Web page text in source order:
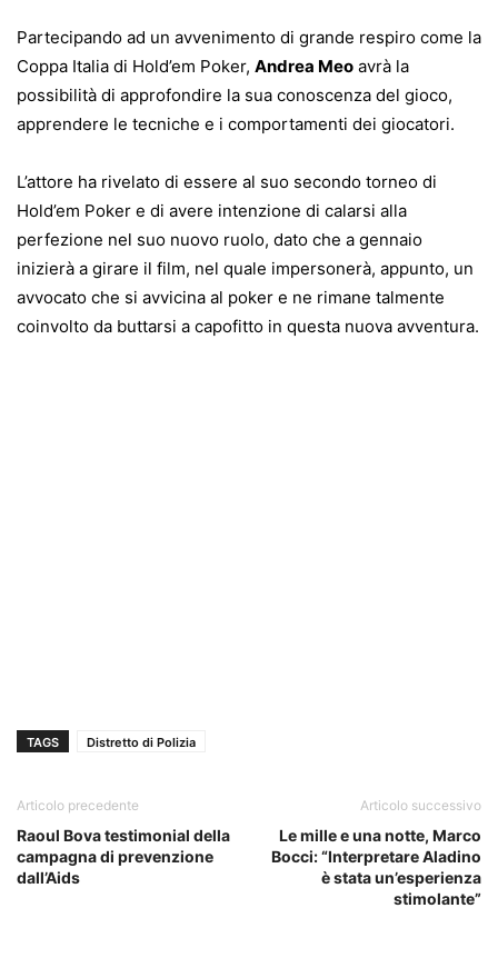
Partecipando ad un avvenimento di grande respiro come la
Coppa Italia di Hold’em Poker, Andrea Meo avrà la
possibilità di approfondire la sua conoscenza del gioco,
apprendere le tecniche e i comportamenti dei giocatori.
L’attore ha rivelato di essere al suo secondo torneo di
Hold’em Poker e di avere intenzione di calarsi alla
perfezione nel suo nuovo ruolo, dato che a gennaio
inizierà a girare il film, nel quale impersonerà, appunto, un
avvocato che si avvicina al poker e ne rimane talmente
coinvolto da buttarsi a capofitto in questa nuova avventura.
TAGS Distretto di Polizia
Articolo precedente
Raoul Bova testimonial della
campagna di prevenzione
dall’Aids
Articolo successivo
Le mille e una notte, Marco
Bocci: “Interpretare Aladino
è stata un’esperienza
stimolante”